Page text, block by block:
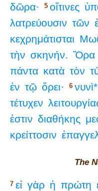
δῶρα·
5 οἵτινες
λατρεύουσιν τῶν
κεχρημάτισται
τὴν σκηνήν. Ὅρα
πάντα κατὰ τὸν
ἐν τῷ ὄρει· 6 νυνὶ*
τέτυχεν
ἐστιν διαθήκης
κρείττοσιν
The
7 εἰ γὰρ ἡ πρώτη